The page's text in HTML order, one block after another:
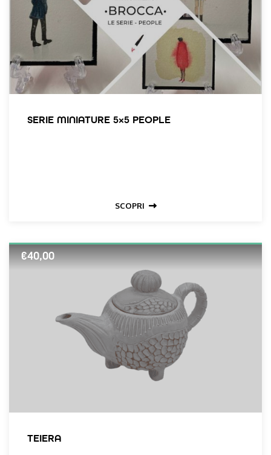
SERIE MINIATURE 5×5 PEOPLE
SCOPRI
€40,00
TEIERA